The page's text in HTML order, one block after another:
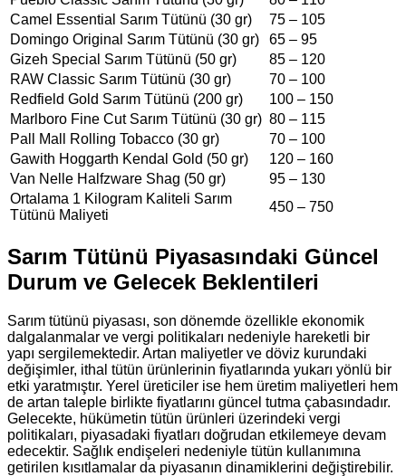
Camel Essential Sarım Tütünü (30 gr)
75 – 105
Domingo Original Sarım Tütünü (30 gr)
65 – 95
Gizeh Special Sarım Tütünü (50 gr)
85 – 120
RAW Classic Sarım Tütünü (30 gr)
70 – 100
Redfield Gold Sarım Tütünü (200 gr)
100 – 150
Marlboro Fine Cut Sarım Tütünü (30 gr) 80 – 115
Pall Mall Rolling Tobacco (30 gr)
70 – 100
Gawith Hoggarth Kendal Gold (50 gr)
120 – 160
Van Nelle Halfzware Shag (50 gr)
95 – 130
Ortalama 1 Kilogram Kaliteli Sarım
Tütünü Maliyeti
450 – 750
Sarım Tütünü Piyasasındaki Güncel
Durum ve Gelecek Beklentileri
Sarım tütünü piyasası, son dönemde özellikle ekonomik
dalgalanmalar ve vergi politikaları nedeniyle hareketli bir
yapı sergilemektedir. Artan maliyetler ve döviz kurundaki
değişimler, ithal tütün ürünlerinin fiyatlarında yukarı yönlü bir
etki yaratmıştır. Yerel üreticiler ise hem üretim maliyetleri hem
de artan taleple birlikte fiyatlarını güncel tutma çabasındadır.
Gelecekte, hükümetin tütün ürünleri üzerindeki vergi
politikaları, piyasadaki fiyatları doğrudan etkilemeye devam
edecektir. Sağlık endişeleri nedeniyle tütün kullanımına
getirilen kısıtlamalar da piyasanın dinamiklerini değiştirebilir.